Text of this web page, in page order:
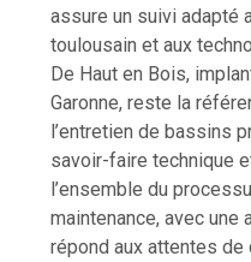
assure un suivi adapté
toulousain et aux
De Haut en Bois,
Garonne, reste la
l’entretien de bassins
savoir-faire technique
l’ensemble du
maintenance, avec
répond aux attentes de